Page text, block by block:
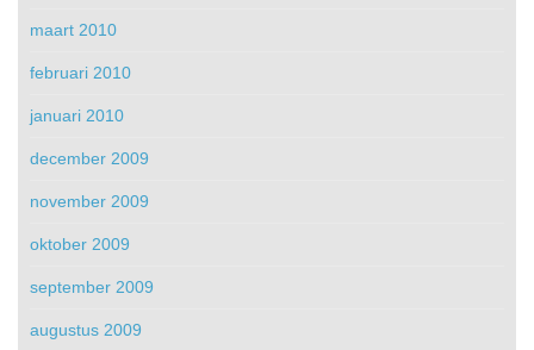
maart 2010
februari 2010
januari 2010
december 2009
november 2009
oktober 2009
september 2009
augustus 2009